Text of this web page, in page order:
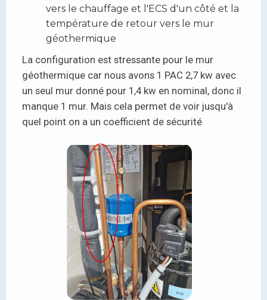
vers le chauffage et l'ECS d'un côté et la
température de retour vers le mur
géothermique
La configuration est stressante pour le mur
géothermique car nous avons 1 PAC 2,7 kw avec
un seul mur donné pour 1,4 kw en nominal, donc il
manque 1 mur. Mais cela permet de voir jusqu'à
quel point on a un coefficient de sécurité